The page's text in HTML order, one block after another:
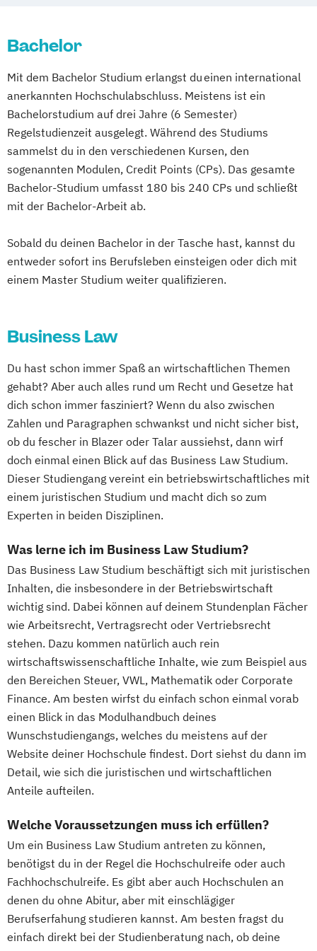
Bachelor
Mit dem Bachelor Studium erlangst du einen international
anerkannten Hochschulabschluss. Meistens ist ein
Bachelorstudium auf drei Jahre (6 Semester)
Regelstudienzeit ausgelegt. Während des Studiums
sammelst du in den verschiedenen Kursen, den
sogenannten Modulen, Credit Points (CPs). Das gesamte
Bachelor-Studium umfasst 180 bis 240 CPs und schließt
mit der Bachelor-Arbeit ab.
Sobald du deinen Bachelor in der Tasche hast, kannst du
entweder sofort ins Berufsleben einsteigen oder dich mit
einem Master Studium weiter qualifizieren.
Business Law
Du hast schon immer Spaß an wirtschaftlichen Themen
gehabt? Aber auch alles rund um Recht und Gesetze hat
dich schon immer fasziniert? Wenn du also zwischen
Zahlen und Paragraphen schwankst und nicht sicher bist,
ob du fescher in Blazer oder Talar aussiehst, dann wirf
doch einmal einen Blick auf das Business Law Studium.
Dieser Studiengang vereint ein betriebswirtschaftliches mit
einem juristischen Studium und macht dich so zum
Experten in beiden Disziplinen.
Was lerne ich im Business Law Studium?
Das Business Law Studium beschäftigt sich mit juristischen
Inhalten, die insbesondere in der Betriebswirtschaft
wichtig sind. Dabei können auf deinem Stundenplan Fächer
wie Arbeitsrecht, Vertragsrecht oder Vertriebsrecht
stehen. Dazu kommen natürlich auch rein
wirtschaftswissenschaftliche Inhalte, wie zum Beispiel aus
den Bereichen Steuer, VWL, Mathematik oder Corporate
Finance. Am besten wirfst du einfach schon einmal vorab
einen Blick in das Modulhandbuch deines
Wunschstudiengangs, welches du meistens auf der
Website deiner Hochschule findest. Dort siehst du dann im
Detail, wie sich die juristischen und wirtschaftlichen
Anteile aufteilen.
Welche Voraussetzungen muss ich erfüllen?
Um ein Business Law Studium antreten zu können,
benötigst du in der Regel die Hochschulreife oder auch
Fachhochschulreife. Es gibt aber auch Hochschulen an
denen du ohne Abitur, aber mit einschlägiger
Berufserfahung studieren kannst. Am besten fragst du
einfach direkt bei der Studienberatung nach, ob deine